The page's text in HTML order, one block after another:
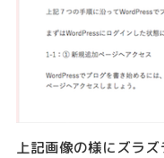
上記画像の様にズラ